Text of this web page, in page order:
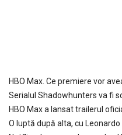
HBO Max. Ce premiere vor
Serialul Shadowhunters va fi
HBO Max a lansat trailerul
O luptă după alta, cu